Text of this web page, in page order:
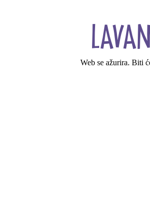
Web se ažurira. Biti